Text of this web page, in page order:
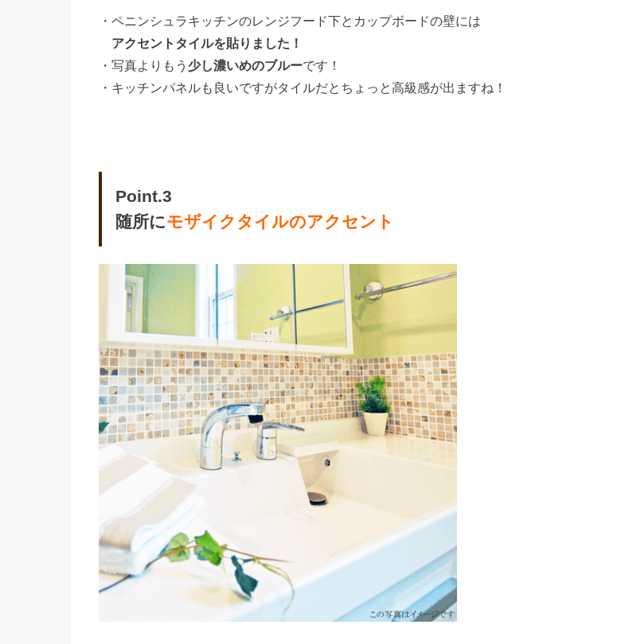
・ペニンシュラキッチンのレンジフード下とカップボードの壁には
アクセントタイルを貼りました！
・写真よりもう 少し濃いめのブルーです！
・キッチンパネルも良いですがタイルだとちょっと高級感が出ますね！
Point.3
随所にモザイクタイルのアクセント